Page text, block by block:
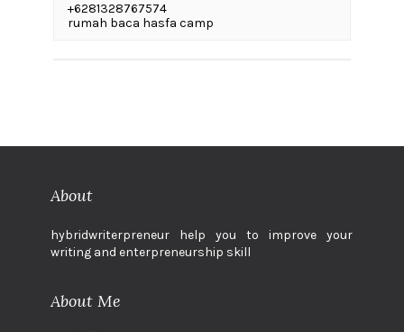
+6281328767574
rumah baca hasfa camp
About
hybridwriterpreneur help you to improve your
writing and enterpreneurship skill
About Me